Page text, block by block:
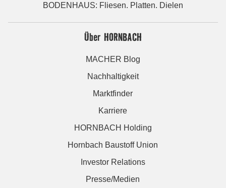
BODENHAUS: Fliesen. Platten. Dielen
Über HORNBACH
MACHER Blog
Nachhaltigkeit
Marktfinder
Karriere
HORNBACH Holding
Hornbach Baustoff Union
Investor Relations
Presse/Medien